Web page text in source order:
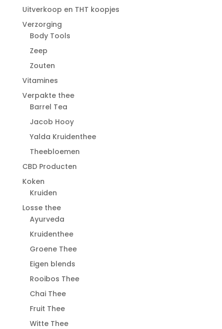
Uitverkoop en THT koopjes
Verzorging
Body Tools
Zeep
Zouten
Vitamines
Verpakte thee
Barrel Tea
Jacob Hooy
Yalda Kruidenthee
Theebloemen
CBD Producten
Koken
Kruiden
Losse thee
Ayurveda
Kruidenthee
Groene Thee
Eigen blends
Rooibos Thee
Chai Thee
Fruit Thee
Witte Thee